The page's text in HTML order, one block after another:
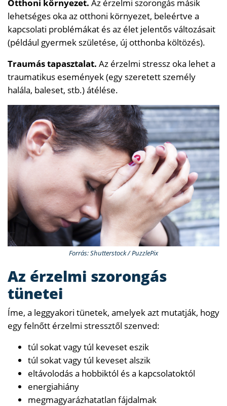
Otthoni környezet. Az érzelmi szorongás másik
lehetséges oka az otthoni környezet, beleértve a
kapcsolati problémákat és az élet jelentős változásait
(például gyermek születése, új otthonba költözés).
Traumás tapasztalat. Az érzelmi stressz oka lehet a
traumatikus események (egy szeretett személy
halála, baleset, stb.) átélése.
Forrás: Shutterstock / PuzzlePix
Az érzelmi szorongás
tünetei
Íme, a leggyakori tünetek, amelyek azt mutatják, hogy
egy felnőtt érzelmi stressztől szenved:
túl sokat vagy túl keveset eszik
túl sokat vagy túl keveset alszik
eltávolodás a hobbiktól és a kapcsolatoktól
energiahiány
megmagyarázhatatlan fájdalmak